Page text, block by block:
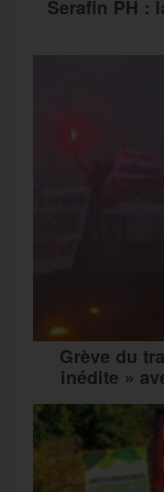
Serafin PH :
Grève du
inédite »